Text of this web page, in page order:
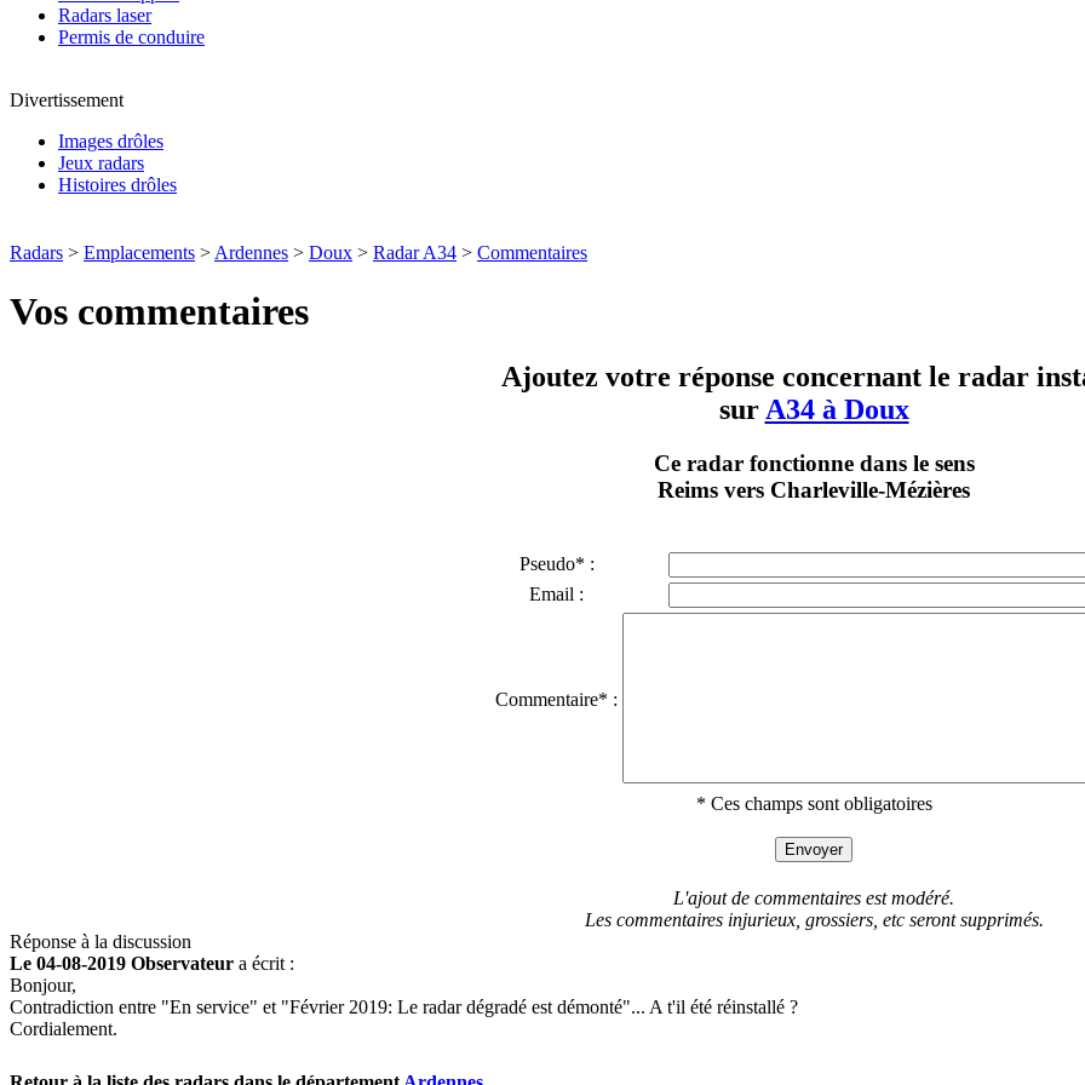
Radars laser
Permis de conduire
Divertissement
Images drôles
Jeux radars
Histoires drôles
Radars > Emplacements > Ardennes > Doux > Radar A34 > Commentaires
Vos commentaires
Ajoutez votre réponse concernant le radar
sur A34 à Doux
Ce radar fonctionne dans le sens
Reims vers Charleville-Mézières
Pseudo* :
Email :
Commentaire* :
* Ces champs sont obligatoires
L'ajout de commentaires est modéré.
Les commentaires injurieux, grossiers, etc seront supprimés.
Réponse à la discussion
Le 04-08-2019 Observateur a écrit :
Bonjour,
Contradiction entre "En service" et "Février 2019: Le radar dégradé est démonté"... A t'il été réinstallé ?
Cordialement.